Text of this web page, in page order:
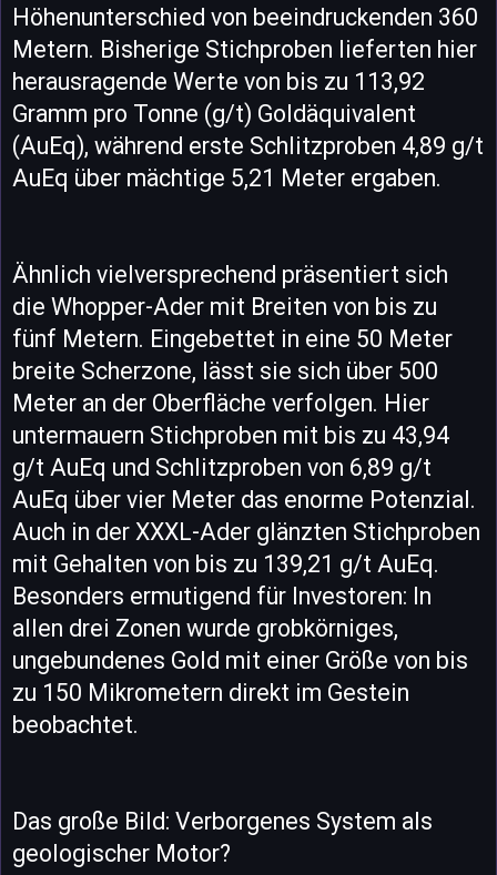
Höhenunterschied von beeindruckenden 360
Metern. Bisherige Stichproben lieferten hier
herausragende Werte von bis zu 113,92
Gramm pro Tonne (g/t) Goldäquivalent
(AuEq), während erste Schlitzproben 4,89 g/t
AuEq über mächtige 5,21 Meter ergaben.
Ähnlich vielversprechend präsentiert sich
die Whopper-Ader mit Breiten von bis zu
fünf Metern. Eingebettet in eine 50 Meter
breite Scherzone, lässt sie sich über 500
Meter an der Oberfläche verfolgen. Hier
untermauern Stichproben mit bis zu 43,94
g/t AuEq und Schlitzproben von 6,89 g/t
AuEq über vier Meter das enorme Potenzial.
Auch in der XXXL-Ader glänzten Stichproben
mit Gehalten von bis zu 139,21 g/t AuEq.
Besonders ermutigend für Investoren: In
allen drei Zonen wurde grobkörniges,
ungebundenes Gold mit einer Größe von bis
zu 150 Mikrometern direkt im Gestein
beobachtet.
Das große Bild: Verborgenes System als
geologischer Motor?